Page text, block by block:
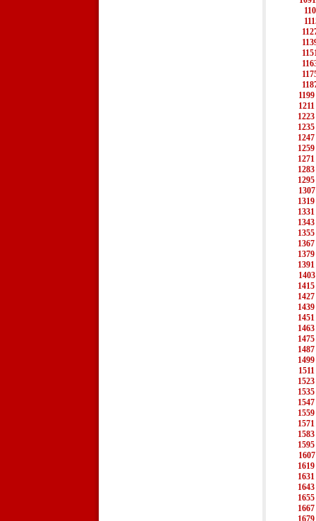
1199
1211
1223
1235
1247
1259
1271
1283
1295
1307
1319
1331
1343
1355
1367
1379
1391
1403
1415
1427
1439
1451
1463
1475
1487
1499
1511
1523
1535
1547
1559
1571
1583
1595
1607
1619
1631
1643
1655
1667
1679